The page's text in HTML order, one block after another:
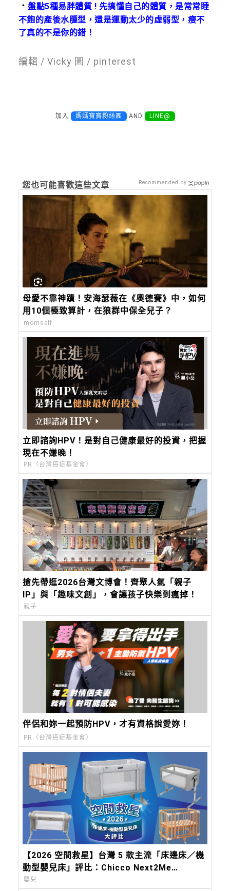
．盤點5種易胖體質 ! 先搞懂自己的體質，是常常睡
不飽的產後水腫型，還是運動太少的虛弱型，瘦不
了真的不是你的錯！
編輯 / Vicky 圖 / pinterest
加入 媽媽寶寶粉絲團 AND LINE@
您也可能喜歡這些文章
母愛不靠神蹟！安海瑟薇在《奧德賽》中，如何
用10個極致算計，在狼群中保全兒子？
momself
立即諮詢HPV！是對自己健康最好的投資，把握
現在不嫌晚！
PR（台灣癌症基金會）
搶先帶逛2026台灣文博會！齊聚人氣「親子
IP」與「趣味文創」，會讓孩子快樂到瘋掉！
親子
伴侶和妳一起預防HPV，才有資格說愛妳！
PR（台灣癌症基金會）
【2026 空間救星】台灣 5 款主流「床邊床／機
動型嬰兒床」評比：Chicco Next2Me
Forever，都會育兒的終極解方
嬰兒
Recommended by